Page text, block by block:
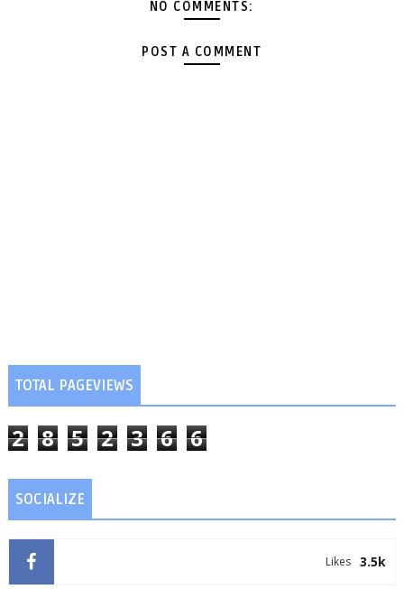
NO COMMENTS:
POST A COMMENT
TOTAL PAGEVIEWS
2 8 5 2 3 6 6
SOCIALIZE
3.5k
Likes